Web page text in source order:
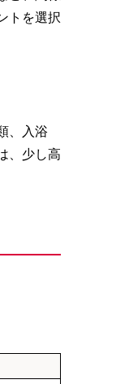
トを選択
、入浴
、少し高